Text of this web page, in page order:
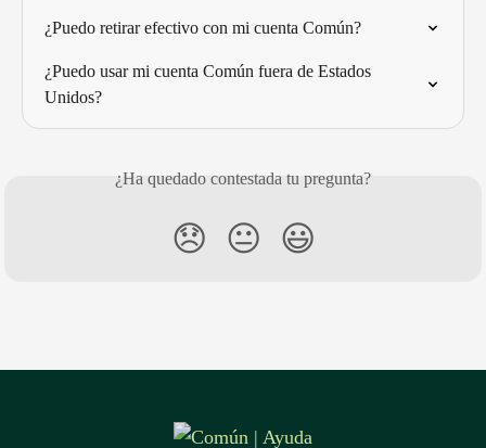
¿Puedo retirar efectivo con mi cuenta Común?
¿Puedo usar mi cuenta Común fuera de Estados
Unidos?
¿Ha quedado contestada tu pregunta?
😞 😐 😃